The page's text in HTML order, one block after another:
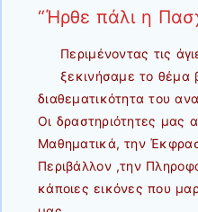
“Ήρθε πάλι η
Περιμένοντας τις
ξεκινήσαμε το θέμα
διαθεματικότητα του
Οι δραστηριότητες μας
Μαθηματικά, την
Περιβάλλον ,την
κάποιες εικόνες που